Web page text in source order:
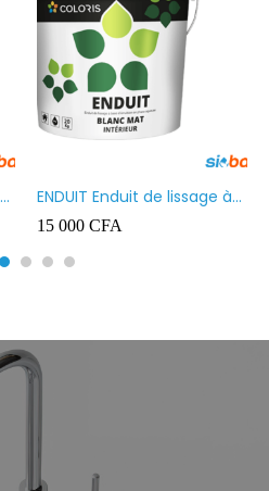
ENDUIT Enduit de lissage à
base d’émulsion en phase
aqueuse 20kg
15 000 CFA